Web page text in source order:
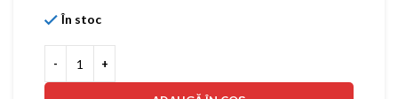
În stoc